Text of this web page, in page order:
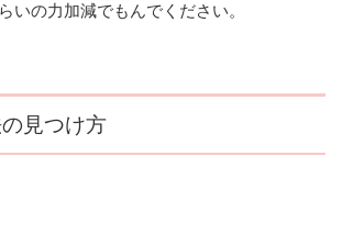
いの力加減でもんでください。
見つけ方